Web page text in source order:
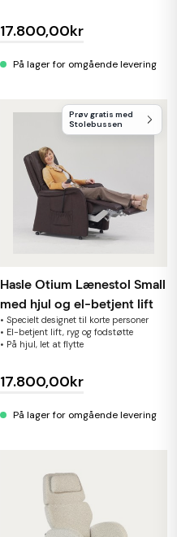
17.800,00kr
På lager for omgående levering
Prøv gratis med
Stolebussen
Hasle Otium Lænestol Small
med hjul og el-betjent lift
• Specielt designet til korte personer
• El-betjent lift, ryg og fodstøtte
• På hjul, let at flytte
17.800,00kr
På lager for omgående levering